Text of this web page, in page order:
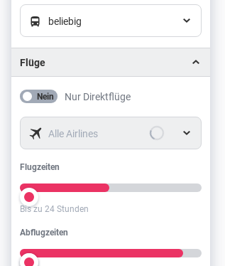
beliebig
Flüge
Nein Nur Direktflüge
Alle Airlines
Flugzeiten
Flugzeiten
Bis zu 24 Stunden
Abflugzeiten
Abflugzeiten